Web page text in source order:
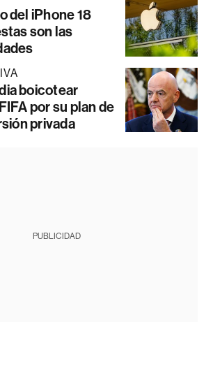
del iPhone 18
son las
boicotear
por su plan de
privada
PUBLICIDAD